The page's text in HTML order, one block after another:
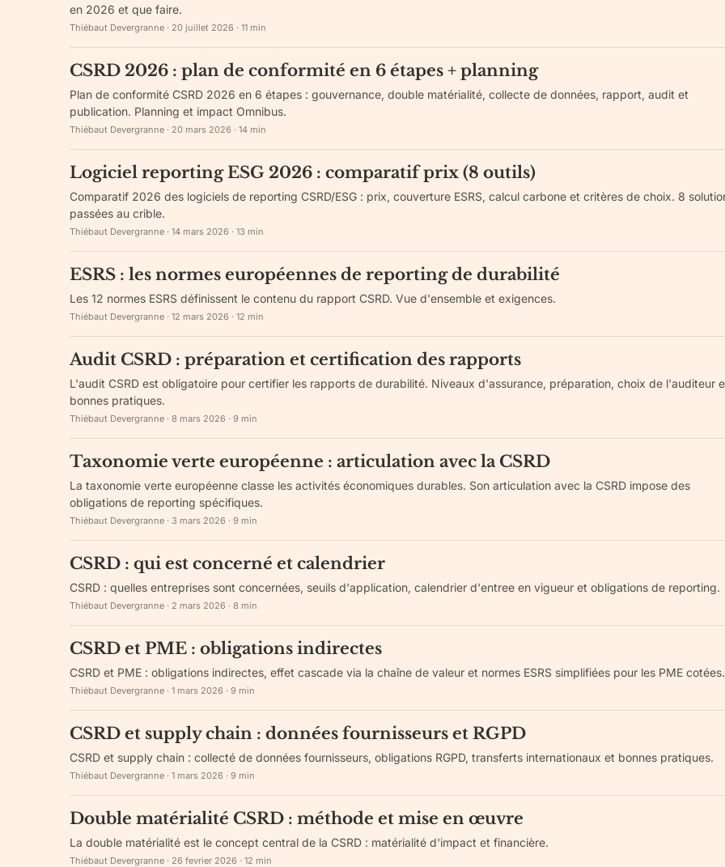
en 2026 et que faire.
Thiébaut Devergranne · 20 juillet 2026 · 11 min
CSRD 2026 : plan de conformité en 6 étapes + planning
Plan de conformité CSRD 2026 en 6 étapes : gouvernance, double matérialité, collecte de données, rapport, audit et
publication. Planning et impact Omnibus.
Thiébaut Devergranne · 20 mars 2026 · 14 min
Logiciel reporting ESG 2026 : comparatif prix (8 outils)
Comparatif 2026 des logiciels de reporting CSRD/ESG : prix, couverture ESRS, calcul carbone et critères de choix. 8
passées au crible.
Thiébaut Devergranne · 14 mars 2026 · 13 min
ESRS : les normes européennes de reporting de durabilité
Les 12 normes ESRS définissent le contenu du rapport CSRD. Vue d'ensemble et exigences.
Thiébaut Devergranne · 12 mars 2026 · 12 min
Audit CSRD : préparation et certification des rapports
L'audit CSRD est obligatoire pour certifier les rapports de durabilité. Niveaux d'assurance, préparation, choix de l'auditeur
bonnes pratiques.
Thiébaut Devergranne · 8 mars 2026 · 9 min
Taxonomie verte européenne : articulation avec la CSRD
La taxonomie verte européenne classe les activités économiques durables. Son articulation avec la CSRD impose des
obligations de reporting spécifiques.
Thiébaut Devergranne · 3 mars 2026 · 9 min
CSRD : qui est concerné et calendrier
CSRD : quelles entreprises sont concernées, seuils d'application, calendrier d'entree en vigueur et obligations de reporting.
Thiébaut Devergranne · 2 mars 2026 · 8 min
CSRD et PME : obligations indirectes
CSRD et PME : obligations indirectes, effet cascade via la chaîne de valeur et normes ESRS simplifiées pour les PME cotées.
Thiébaut Devergranne · 1 mars 2026 · 9 min
CSRD et supply chain : données fournisseurs et RGPD
CSRD et supply chain : collecté de données fournisseurs, obligations RGPD, transferts internationaux et bonnes pratiques.
Thiébaut Devergranne · 1 mars 2026 · 9 min
Double matérialité CSRD : méthode et mise en œuvre
La double matérialité est le concept central de la CSRD : matérialité d'impact et financière.
Thiébaut Devergranne · 26 fevrier 2026 · 12 min